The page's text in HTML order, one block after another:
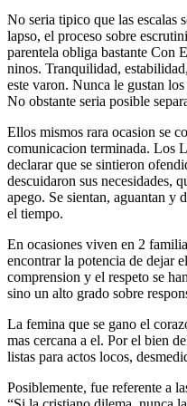
No seri­a tipico que las escalas
lapso, el proceso sobre
parentela obliga bastante Con
ninos. Tranquilidad,
este varon. Nunca le gustan
No obstante seri­a posible
Ellos mismos rara ocasion se
comunicacion terminada. Los
declarar que se sintieron
descuidaron sus necesidades,
apego. Se sientan, aguantan y
el tiempo.
En ocasiones viven en 2
encontrar la potencia de dejar
comprension y el respeto se
sino un alto grado sobre
La femina que se gano el
mas cercana a el. Por el bien
listas para actos locos,
Posiblemente, fue referente a